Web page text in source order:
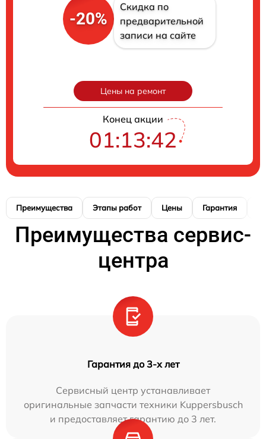
-20%
Скидка по
предварительной
записи на сайте
Цены на ремонт
Конец акции
01:13:41
Преимущества Этапы работ Цены Гарантия
Преимущества сервис-
центра
Гарантия до 3-х лет
Сервисный центр устанавливает
оригинальные запчасти техники Kuppersbusch
и предоставляет гарантию до 3 лет.